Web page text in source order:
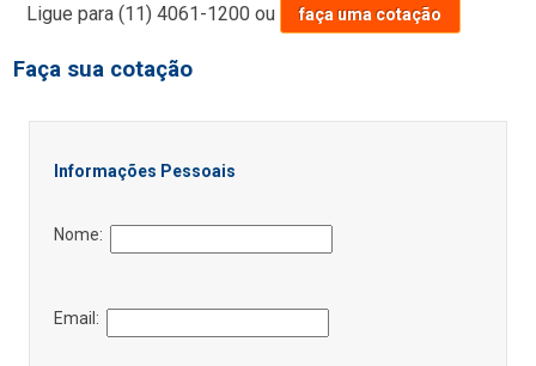
Ligue para(11) 4061-1200 ou faça uma cotação
Faça sua cotação
Informações Pessoais
Nome:
Email: